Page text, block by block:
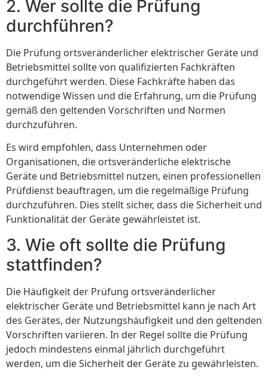
2. Wer sollte die Prüfung
durchführen?
Die Prüfung ortsveränderlicher elektrischer Geräte und
Betriebsmittel sollte von qualifizierten Fachkräften
durchgeführt werden. Diese Fachkräfte haben das
notwendige Wissen und die Erfahrung, um die Prüfung
gemäß den geltenden Vorschriften und Normen
durchzuführen.
Es wird empfohlen, dass Unternehmen oder
Organisationen, die ortsveränderliche elektrische
Geräte und Betriebsmittel nutzen, einen professionellen
Prüfdienst beauftragen, um die regelmäßige Prüfung
durchzuführen. Dies stellt sicher, dass die Sicherheit und
Funktionalität der Geräte gewährleistet ist.
3. Wie oft sollte die Prüfung
stattfinden?
Die Häufigkeit der Prüfung ortsveränderlicher
elektrischer Geräte und Betriebsmittel kann je nach Art
des Gerätes, der Nutzungshäufigkeit und den geltenden
Vorschriften variieren. In der Regel sollte die Prüfung
jedoch mindestens einmal jährlich durchgeführt
werden, um die Sicherheit der Geräte zu gewährleisten.